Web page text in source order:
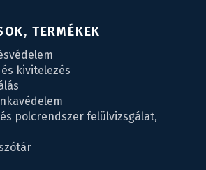
TERMÉKEK
kivitelezés
polcrendszer felülvizsgálat,